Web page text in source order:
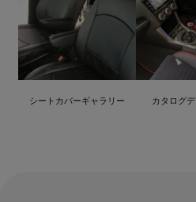
シートカバーギャラリー カタログ